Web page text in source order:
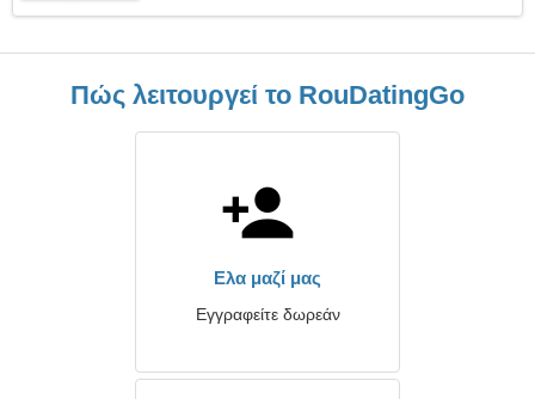
Πώς λειτουργεί το RouDatingGo
Ελα μαζί μας
Εγγραφείτε δωρεάν